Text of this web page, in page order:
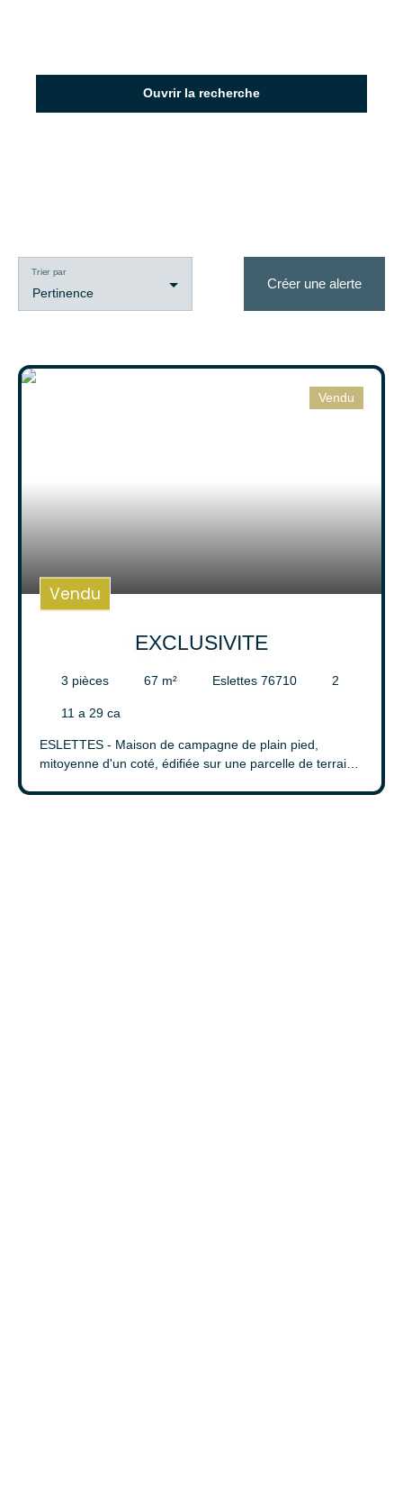
Ouvrir la recherche
Eslettes (76710)
Localisation
Budget max (€)
Pertinence
Trier par
Créer une alerte
Vendu
Vendu
EXCLUSIVITE
3 pièces 67 m² Eslettes 76710 2
11 a 29 ca
ESLETTES - Maison de campagne de plain pied,
mitoyenne d'un coté, édifiée sur une parcelle de terrain